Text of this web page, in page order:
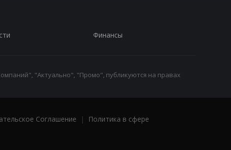
Финансы
"Актуально", "Промо", публикуются на правах
Соглашение |
Политика в сфере